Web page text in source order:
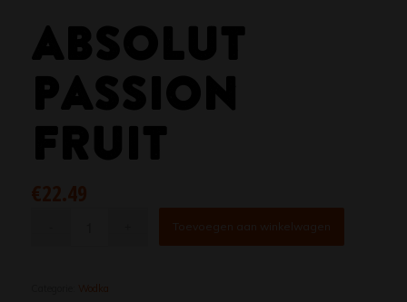
ABSOLUT
PASSION
FRUIT
€22.49
Toevoegen aan winkelwagen
Wodka